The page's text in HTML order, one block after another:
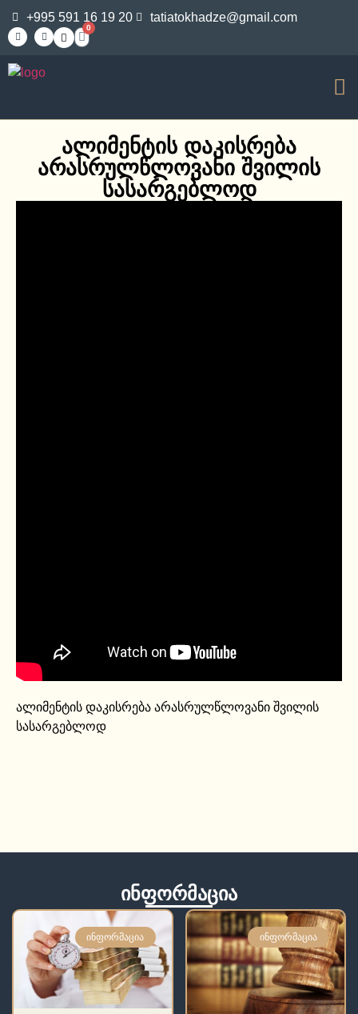
+995 591 16 19 20 tatiatokhadze@gmail.com
0
ალიმენტის დაკისრება
არასრულწლოვანი შვილის
სასარგებლოდ
ალიმენტის დაკისრება არასრულწლოვანი შვილის
სასარგებლოდ
ინფორმაცია
ᲘᲜᲤᲝᲠᲛᲐᲪᲘᲐ ᲘᲜᲤᲝᲠᲛᲐᲪᲘᲐ